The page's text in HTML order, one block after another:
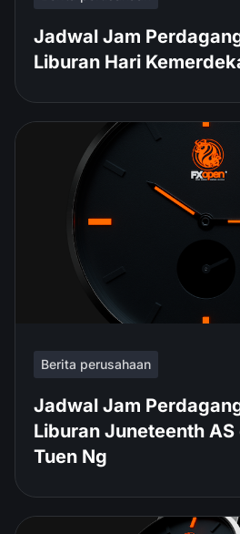
Jadwal Jam
Liburan Hari
Berita perusahaan
Jadwal Jam
Liburan Juneteenth
Tuen Ng